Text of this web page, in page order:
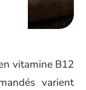
vitamine B12
varient